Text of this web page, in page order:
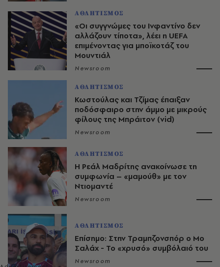
ΑΘΛΗΤΙΣΜΟΣ
«Οι συγγνώμες του Ινφαντίνο δεν
αλλάζουν τίποτα», λέει η UEFA
επιμένοντας για μποϊκοτάζ του
Μουντιάλ
Newsroom
ΑΘΛΗΤΙΣΜΟΣ
Κωστούλας και Τζίμας έπαιξαν
ποδόσφαιρο στην άμμο με μικρούς
φίλους της Μπράιτον (vid)
Newsroom
ΑΘΛΗΤΙΣΜΟΣ
Η Ρεάλ Μαδρίτης ανακοίνωσε τη
συμφωνία – «μαμούθ» με τον
Ντιομαντέ
Newsroom
ΑΘΛΗΤΙΣΜΟΣ
Επίσημο: Στην Τραμπζονσπόρ ο Μο
Σαλάχ - Το «χρυσό» συμβόλαιό του
Newsroom